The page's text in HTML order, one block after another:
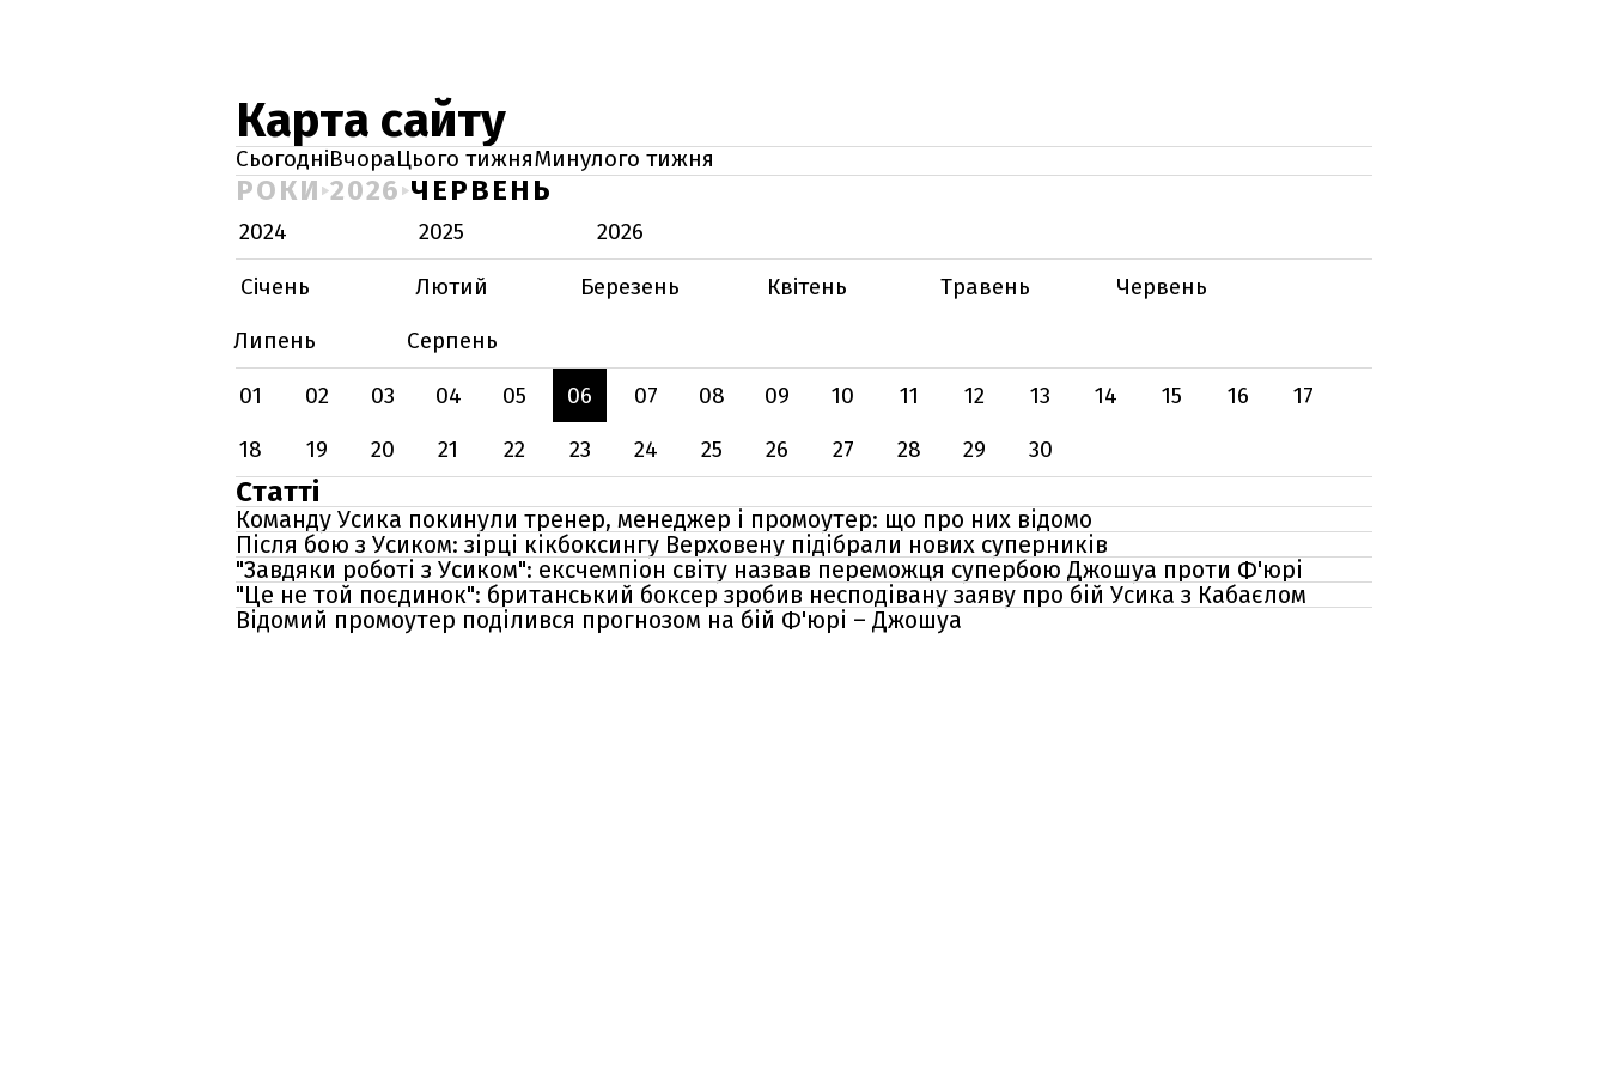
Карта сайту
СьогодніВчораЦього тижняМинулого тижня
РОКИ 2026 ЧЕРВЕНЬ
2024 2025
2026
Січень
Лютий Березень Квітень Травень
Червень
Липень
Серпень
01
02 03 04 05 06 07 08 09 10 11 12 13 14 15 16
17
18
19 20 21 22 23 24 25 26 27 28 29 30
Статті
Команду Усика покинули тренер, менеджер і промоутер: що про них відомо
Після бою з Усиком: зірці кікбоксингу Верховену підібрали нових суперників
"Завдяки роботі з Усиком": ексчемпіон світу назвав переможця супербою Джошуа проти Ф'юрі
"Це не той поєдинок": британський боксер зробив несподівану заяву про бій Усика з Кабаєлом
Відомий промоутер поділився прогнозом на бій Ф'юрі – Джошуа